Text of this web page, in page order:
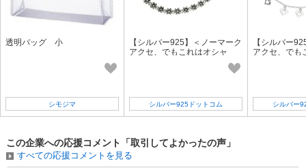
透明バッグ 小
シモジマ
【シルバー925】＜ノーマーク
アクセ、でもこれはオシャ
レ！＞ベリーチェーン ゴージ
シルバー925ドットコム
【シルバー
アクセ、でも
シルバー
この企業への応援コメント「取引してよかったの声」
すべての応援コメントを見る